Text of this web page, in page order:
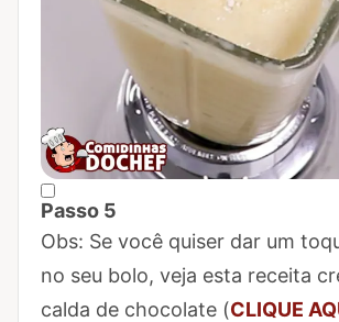
Passo 5
Marcar Passo 5 como concluído
Obs: Se você quiser dar um
no seu bolo, veja esta receita
calda de chocolate (CLIQUE